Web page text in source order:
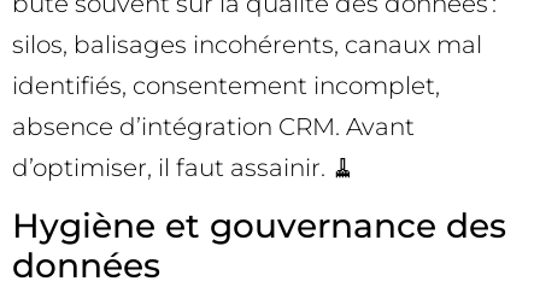
silos, balisages incohérents, canaux mal
identifiés, consentement incomplet,
absence d’intégration CRM. Avant
d’optimiser, il faut assainir. 🧹
Hygiène et gouvernance des
données